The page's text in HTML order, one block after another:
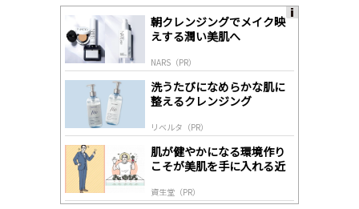
朝クレンジングでメイク映
えする潤い美肌へ
NARS（PR）
洗うたびになめらかな肌に
整えるクレンジング
リベルタ（PR）
肌が健やかになる環境作り
こそが美肌を手に入れる近
資生堂（PR）